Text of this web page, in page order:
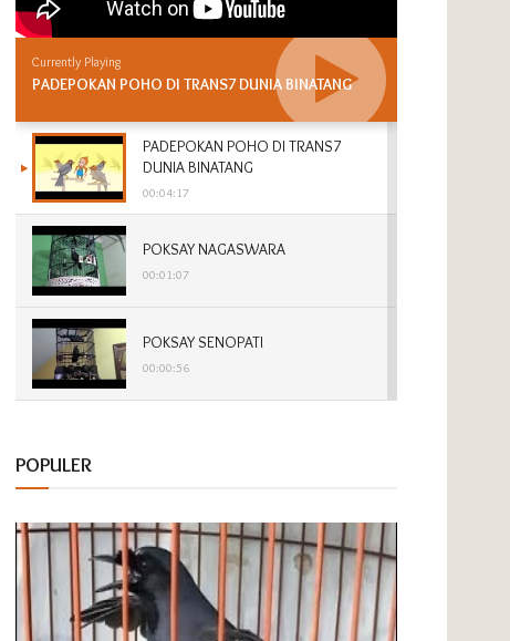
Currently Playing
PADEPOKAN POHO DI TRANS7 DUNIA BINATANG
PADEPOKAN POHO DI TRANS7
DUNIA BINATANG
00:04:17
POKSAY NAGASWARA
00:01:07
POKSAY SENOPATI
00:00:56
POKSAY SONTOJOYO
00:00:57
POPULER